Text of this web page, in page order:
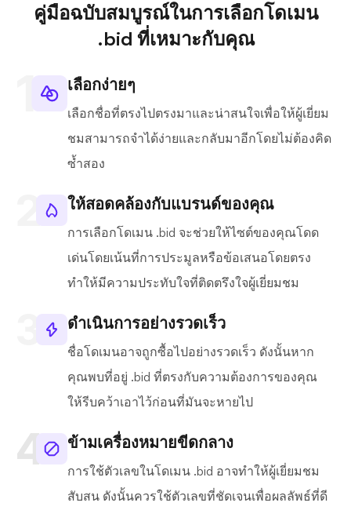
คู่มือฉบับสมบูรณ์ในการเลือกโดเมน
.bid ที่เหมาะกับคุณ
เลือกง่ายๆ
เลือกชื่อที่ตรงไปตรงมาและน่าสนใจเพื่อให้ผู้เยี่ยม
ชมสามารถจำได้ง่ายและกลับมาอีกโดยไม่ต้องคิด
ซ้ำสอง
ให้สอดคล้องกับแบรนด์ของคุณ
การเลือกโดเมน .bid จะช่วยให้ไซต์ของคุณโดด
เด่นโดยเน้นที่การประมูลหรือข้อเสนอโดยตรง
ทำให้มีความประทับใจที่ติดตรึงใจผู้เยี่ยมชม
ดำเนินการอย่างรวดเร็ว
ชื่อโดเมนอาจถูกซื้อไปอย่างรวดเร็ว ดังนั้นหาก
คุณพบที่อยู่ .bid ที่ตรงกับความต้องการของคุณ
ให้รีบคว้าเอาไว้ก่อนที่มันจะหายไป
ข้ามเครื่องหมายขีดกลาง
การใช้ตัวเลขในโดเมน .bid อาจทำให้ผู้เยี่ยมชม
สับสน ดังนั้นควรใช้ตัวเลขที่ชัดเจนเพื่อผลลัพธ์ที่ดี